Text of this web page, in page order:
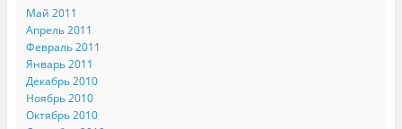
Май 2011
Апрель 2011
Февраль 2011
Январь 2011
Декабрь 2010
Ноябрь 2010
Октябрь 2010